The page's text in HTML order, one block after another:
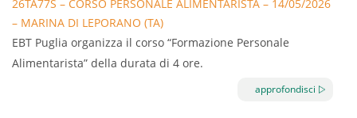
26TA77S – CORSO PERSONALE ALIMENTARISTA – 14/05/2026
– MARINA DI LEPORANO (TA)
EBT Puglia organizza il corso “Formazione Personale
Alimentarista” della durata di 4 ore.
Il corso è riservato a tutte le aziende turistiche aderenti a
approfondisci